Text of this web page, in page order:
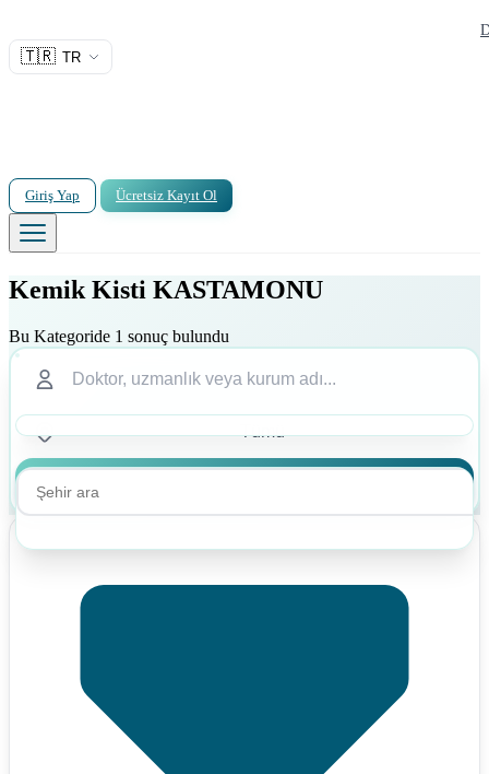
🇹🇷 TR
Giriş Yap Ücretsiz Kayıt Ol
Kemik Kisti KASTAMONU
Bu Kategoride 1 sonuç bulundu